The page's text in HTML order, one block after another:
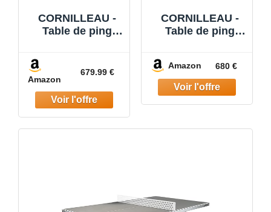
CORNILLEAU -
Table de ping
Loisir de Jardin -
Agrément FFTT -
Panneau Gris
5mm
Amazon
679.99 €
CORNILLEAU -
Table de ping
Loisir de Jardin -
Agrément FFTT -
Panneau Bleu
5mm
Amazon 680 €